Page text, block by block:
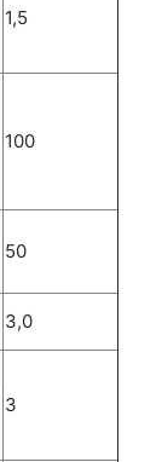
1,5
100
50
3,0
3